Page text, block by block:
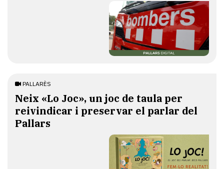
PALLARÈS
​Neix «Lo Joc», un joc de taula per
reivindicar i preservar el parlar del
Pallars